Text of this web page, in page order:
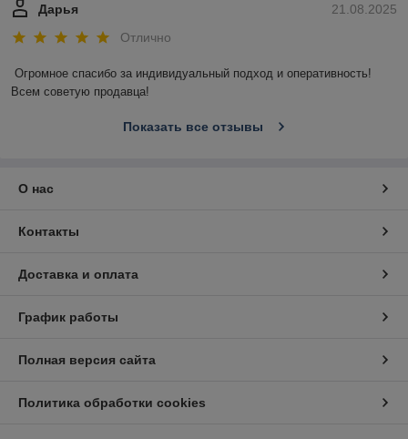
21.08.2025
Дарья
Отлично
Огромное спасибо за индивидуальный подход и оперативность!
Всем советую продавца!
Показать все отзывы
О нас
Контакты
Доставка и оплата
График работы
Полная версия сайта
Политика обработки cookies